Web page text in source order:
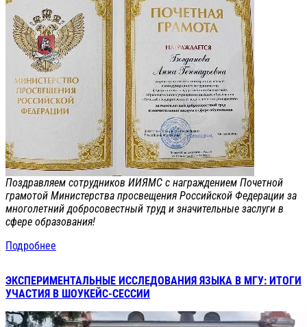
Поздравляем сотрудников ИИЯМС с награждением Почетной
грамотой Министерства просвещения Российской Федерации за
многолетний добросовестный труд и значительные заслуги в
сфере образования!
Подробнее
ЭКСПЕРИМЕНТАЛЬНЫЕ ИССЛЕДОВАНИЯ ЯЗЫКА В МГУ: ИТОГИ
УЧАСТИЯ В ШОУКЕЙС-СЕССИИ